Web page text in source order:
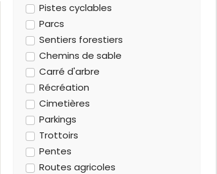
Pistes cyclables
Parcs
Sentiers forestiers
Chemins de sable
Carré d'arbre
Récréation
Cimetières
Parkings
Trottoirs
Pentes
Routes agricoles